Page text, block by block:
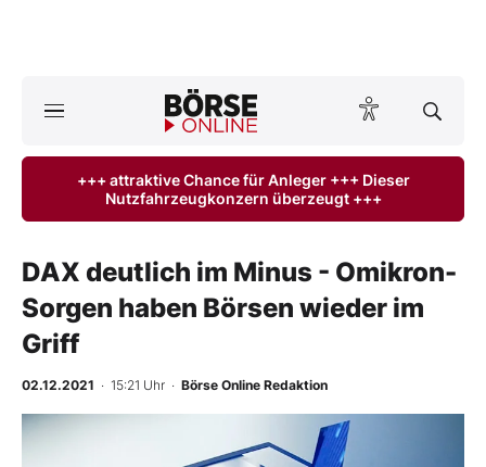
ktuelle Ausgabe BÖRSE ONLINE lesen
Anlageprodukte
Finanz-Check
BO-Musterdepots
+++ attraktive Chance für Anleger +++ Dieser
Nutzfahrzeugkonzern überzeugt +++
DAX deutlich im Minus - Omikron-
Sorgen haben Börsen wieder im
Griff
02.12.2021 · 15:21 Uhr · Börse Online Redaktion